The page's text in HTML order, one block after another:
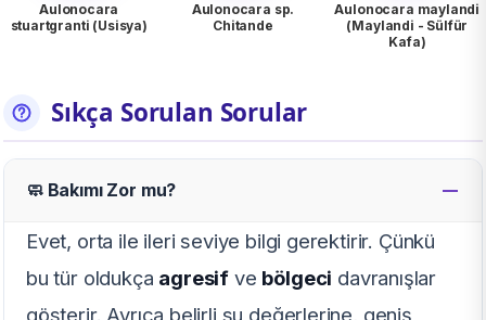
Aulonocara
stuartgranti (Usisya)
Aulonocara sp.
Chitande
Aulonocara maylandi
(Maylandi - Sülfür
Kafa)
Sıkça Sorulan Sorular
🧼 Bakımı Zor mu?
Evet, orta ile ileri seviye bilgi gerektirir. Çünkü
bu tür oldukça agresif ve bölgeci davranışlar
gösterir. Ayrıca belirli su değerlerine, geniş